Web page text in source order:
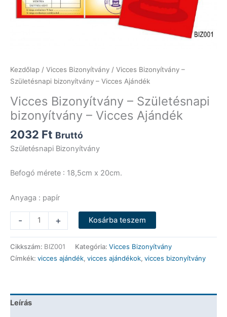
Kezdőlap / Vicces Bizonyítvány / Vicces Bizonyítvány –
Születésnapi bizonyítvány – Vicces Ajándék
Vicces Bizonyítvány – Születésnapi
bizonyítvány – Vicces Ajándék
2032 Ft Bruttó
Születésnapi Bizonyítvány
Befogó mérete : 18,5cm x 20cm.
Anyaga : papír
-
Bizonyítvány
-
Születésnapi
bizonyítvány
Ajándék
+ Kosárba teszem
Cikkszám: BIZ001 Kategória: Vicces Bizonyítvány
Címkék: vicces ajándék, vicces ajándékok, vicces bizonyítvány
Leírás